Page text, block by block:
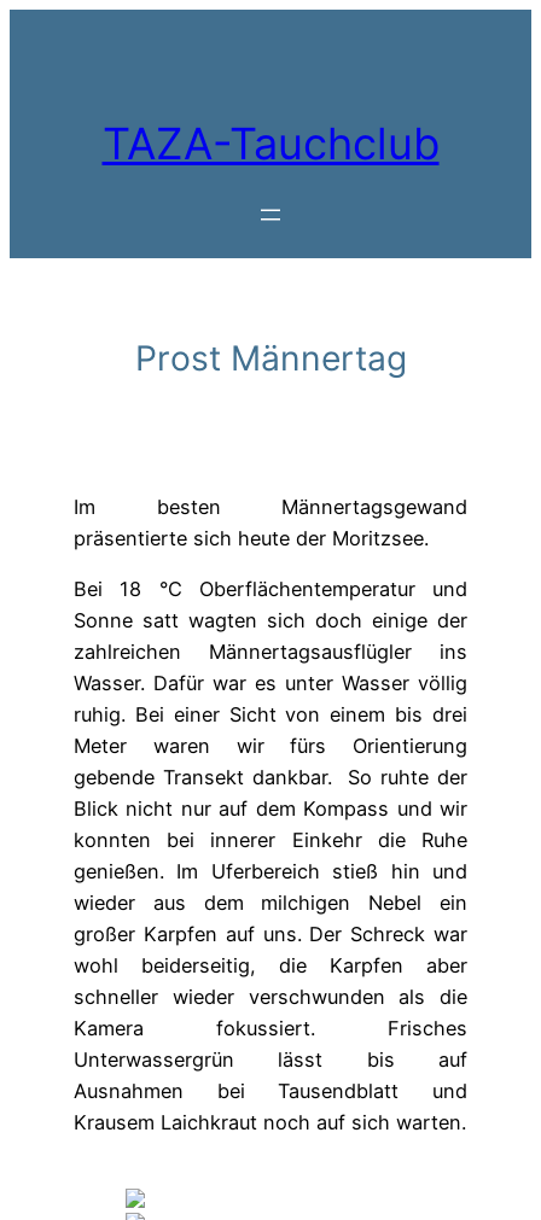
TAZA-Tauchclub
Prost Männertag
Im besten Männertagsgewand
präsentierte sich heute der Moritzsee.
Bei 18 °C Oberflächentemperatur und
Sonne satt wagten sich doch einige der
zahlreichen Männertagsausflügler ins
Wasser. Dafür war es unter Wasser völlig
ruhig. Bei einer Sicht von einem bis drei
Meter waren wir fürs Orientierung
gebende Transekt dankbar. So ruhte der
Blick nicht nur auf dem Kompass und wir
konnten bei innerer Einkehr die Ruhe
genießen. Im Uferbereich stieß hin und
wieder aus dem milchigen Nebel ein
großer Karpfen auf uns. Der Schreck war
wohl beiderseitig, die Karpfen aber
schneller wieder verschwunden als die
Kamera fokussiert. Frisches
Unterwassergrün lässt bis auf
Ausnahmen bei Tausendblatt und
Krausem Laichkraut noch auf sich warten.